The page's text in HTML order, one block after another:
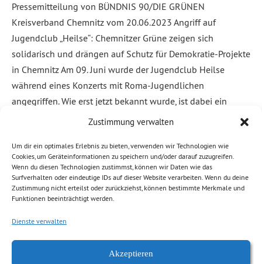
Zustimmung verwalten
Um dir ein optimales Erlebnis zu bieten, verwenden wir Technologien wie
Cookies, um Geräteinformationen zu speichern und/oder darauf zuzugreifen.
Wenn du diesen Technologien zustimmst, können wir Daten wie das
Surfverhalten oder eindeutige IDs auf dieser Website verarbeiten. Wenn du deine
Zustimmung nicht erteilst oder zurückziehst, können bestimmte Merkmale und
Funktionen beeinträchtigt werden.
Dienste verwalten
Akzeptieren
Pressemitteilung von BÜNDNIS 90/DIE GRÜNEN
Kreisverband Chemnitz vom 20.06.2023 Angriff auf
Jugendclub „Heilse“: Chemnitzer Grüne zeigen sich
solidarisch und drängen auf Schutz für Demokratie-Projekte
in Chemnitz Am 09. Juni wurde der Jugendclub Heilse
während eines Konzerts mit Roma-Jugendlichen
angegriffen. Wie erst jetzt bekannt wurde, ist dabei ein
Sozialarbeiter durch Stahlkugeln, die auf das Gelände der
Weiterlesen
Abgelegt unter: Allgemein,Demokratie, Freiheit